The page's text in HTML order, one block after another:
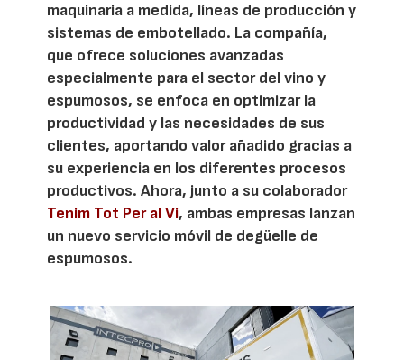
maquinaria a medida, líneas de producción y
sistemas de embotellado. La compañía,
que ofrece soluciones avanzadas
especialmente para el sector del vino y
espumosos, se enfoca en optimizar la
productividad y las necesidades de sus
clientes, aportando valor añadido gracias a
su experiencia en los diferentes procesos
productivos. Ahora, junto a su colaborador
Tenim Tot Per al Vi, ambas empresas lanzan
un nuevo servicio móvil de degüelle de
espumosos.